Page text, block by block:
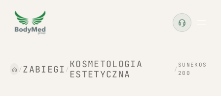
/ ZABIEGI / KOSMETOLOGIA
ESTETYCZNA
/
SUNEKOS
200